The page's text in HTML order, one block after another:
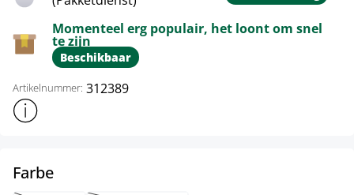
Momenteel erg populair, het loont om snel
te zijn
Beschikbaar
Artikelnummer: 312389
Toon meer productinformatie
Farbeselect